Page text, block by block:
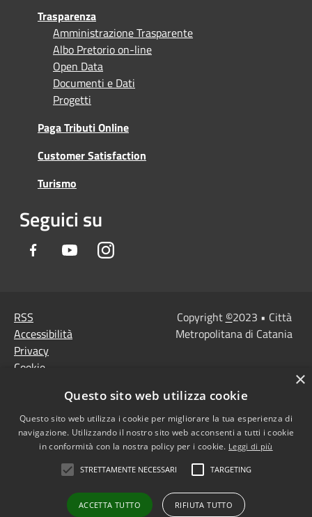
Trasparenza
Amministrazione Trasparente
Albo Pretorio on-line
Open Data
Documenti e Dati
Progetti
Paga Tributi Online
Customer Satisfaction
Turismo
Seguici su
Facebook YoutubeInstagram
RSS
Accessibilità
Privacy
Cookie
Note Legali
Agenzia per l'Italia
digitale
accessibilità
Dichiarazione di
accessibilità PagoPa
Copyright ©2023 • Città
Metropolitana di Catania
×
Questo sito web utilizza cookie
Questo sito web utilizza i cookie per migliorare la tua esperienza di
navigazione. Utilizzando il nostro sito web acconsenti a tutti i cookie
in conformità con la nostra policy per i cookie. Leggi di più
STRETTAMENTE NECESSARI TARGETING
ACCETTA TUTTO RIFIUTA TUTTO